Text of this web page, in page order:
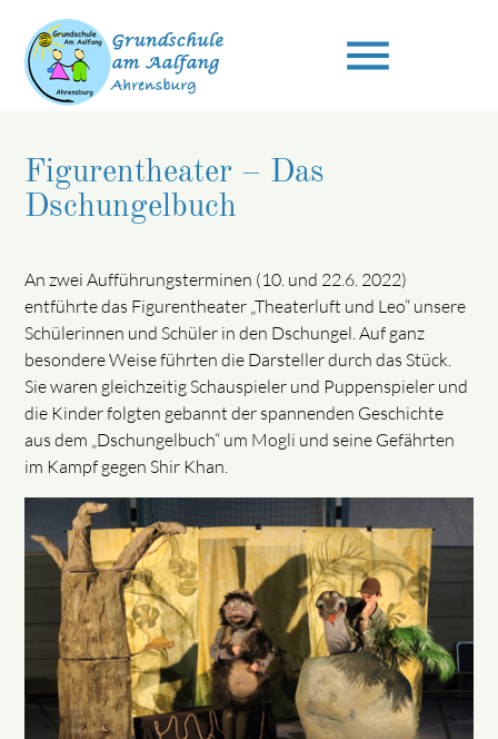
menu
Suchbegriffe
Figurentheater – Das
Dschungelbuch
An zwei Aufführungsterminen (10. und 22.6. 2022)
entführte das Figurentheater „Theaterluft und Leo“ unsere
Schülerinnen und Schüler in den Dschungel. Auf ganz
besondere Weise führten die Darsteller durch das Stück.
Sie waren gleichzeitig Schauspieler und Puppenspieler und
die Kinder folgten gebannt der spannenden Geschichte
aus dem „Dschungelbuch“ um Mogli und seine Gefährten
im Kampf gegen Shir Khan.